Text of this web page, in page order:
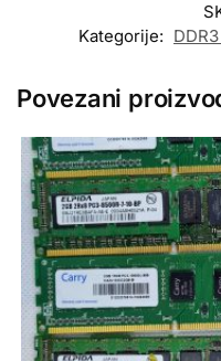
Kategorije:
Povezani